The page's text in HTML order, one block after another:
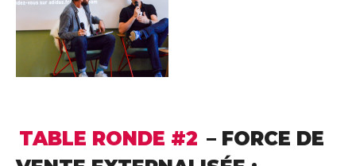
TABLE RONDE #2 – FORCE DE